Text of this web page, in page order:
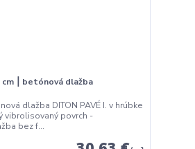
cm ⎮ betónová dlažba
dlažba DITON PAVÉ I. v hrúbke
vibrolisovaný povrch -
bez f...